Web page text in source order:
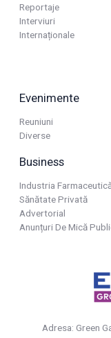
Reportaje
Interviuri
Internaționale
Evenimente
Reuniuni
Diverse
Business
Industria
Sănătate Privată
Advertorial
Anunțuri De Mică
Adresa: Green